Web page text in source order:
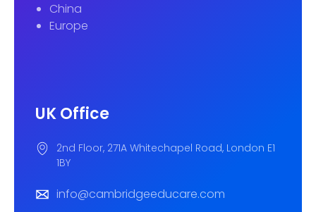
China
Europe
UK Office
2nd Floor, 271A Whitechapel Road, London E1
1BY
info@cambridgeeducare.com